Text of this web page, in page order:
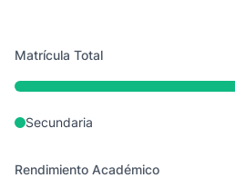
Matrícula Total
Secundaria
Rendimiento Académico